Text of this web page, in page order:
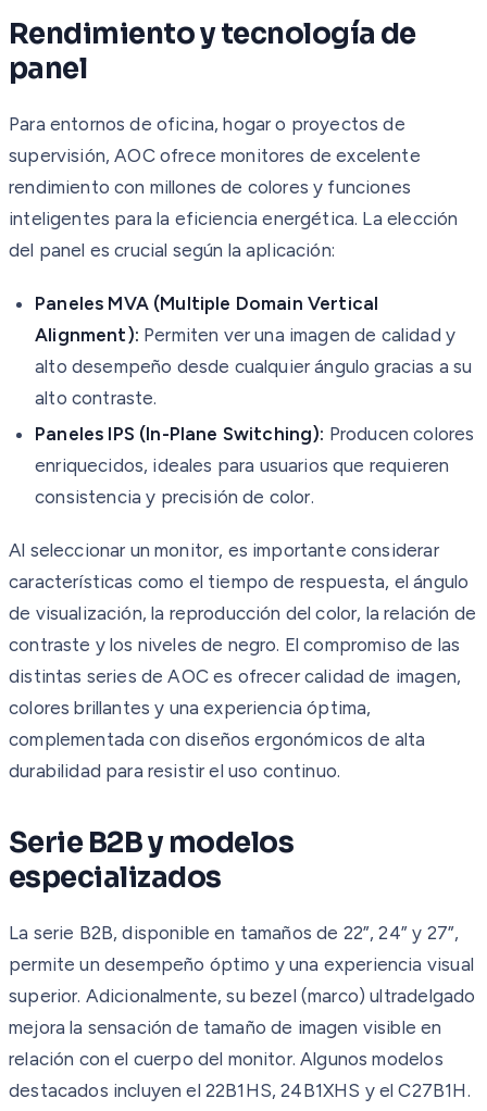
Rendimiento y tecnología de
panel
Para entornos de oficina, hogar o proyectos de
supervisión, AOC ofrece monitores de excelente
rendimiento con millones de colores y funciones
inteligentes para la eficiencia energética. La elección
del panel es crucial según la aplicación:
Paneles MVA (Multiple Domain Vertical
Alignment): Permiten ver una imagen de calidad y
alto desempeño desde cualquier ángulo gracias a su
alto contraste.
Paneles IPS (In-Plane Switching): Producen colores
enriquecidos, ideales para usuarios que requieren
consistencia y precisión de color.
Al seleccionar un monitor, es importante considerar
características como el tiempo de respuesta, el ángulo
de visualización, la reproducción del color, la relación de
contraste y los niveles de negro. El compromiso de las
distintas series de AOC es ofrecer calidad de imagen,
colores brillantes y una experiencia óptima,
complementada con diseños ergonómicos de alta
durabilidad para resistir el uso continuo.
Serie B2B y modelos
especializados
La serie B2B, disponible en tamaños de 22”, 24” y 27”,
permite un desempeño óptimo y una experiencia visual
superior. Adicionalmente, su bezel (marco) ultradelgado
mejora la sensación de tamaño de imagen visible en
relación con el cuerpo del monitor. Algunos modelos
destacados incluyen el 22B1HS, 24B1XHS y el C27B1H.